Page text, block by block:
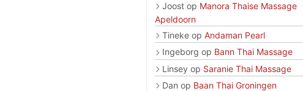
Joostop Manora Thaise Massage
Apeldoorn
Tinekeop Andaman Pearl
Ingeborg op Bann Thai Massage
Linsey op Saranie Thai Massage
Dan op Baan Thai Groningen